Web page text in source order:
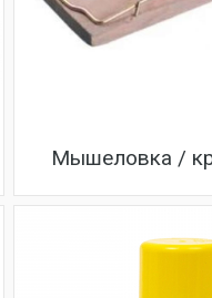
Мышеловка /